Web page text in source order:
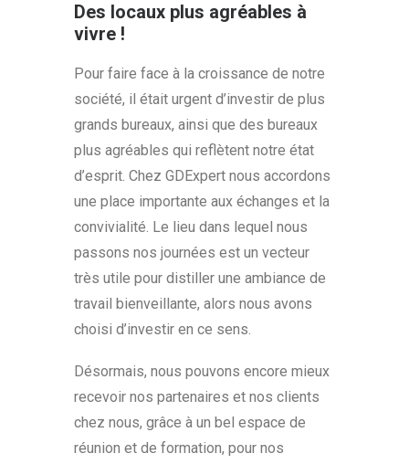
Des locaux plus agréables à
vivre !
Pour faire face à la croissance de notre
société, il était urgent d’investir de plus
grands bureaux, ainsi que des bureaux
plus agréables qui reflètent notre état
d’esprit. Chez GDExpert nous accordons
une place importante aux échanges et la
convivialité. Le lieu dans lequel nous
passons nos journées est un vecteur
très utile pour distiller une ambiance de
travail bienveillante, alors nous avons
choisi d’investir en ce sens.
Désormais, nous pouvons encore mieux
recevoir nos partenaires et nos clients
chez nous, grâce à un bel espace de
réunion et de formation, pour nos